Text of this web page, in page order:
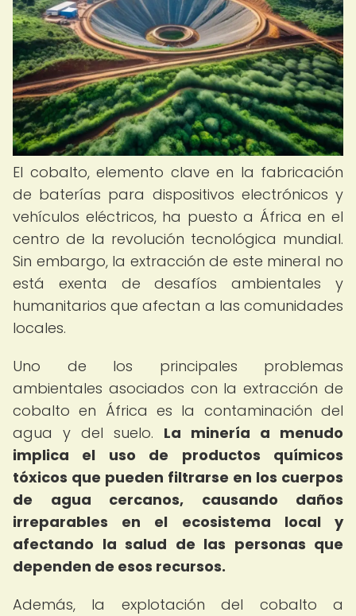
El cobalto, elemento clave en la fabricación
de baterías para dispositivos electrónicos y
vehículos eléctricos, ha puesto a África en el
centro de la revolución tecnológica mundial.
Sin embargo, la extracción de este mineral no
está exenta de desafíos ambientales y
humanitarios que afectan a las comunidades
locales.
Uno de los principales problemas
ambientales asociados con la extracción de
cobalto en África es la contaminación del
agua y del suelo. La minería a menudo
implica el uso de productos químicos
tóxicos que pueden filtrarse en los cuerpos
de agua cercanos, causando daños
irreparables en el ecosistema local y
afectando la salud de las personas que
dependen de esos recursos.
Además, la explotación del cobalto a